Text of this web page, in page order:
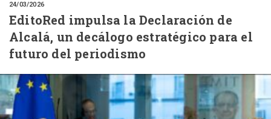
24/03/2026
EditoRed impulsa la Declaración de
Alcalá, un decálogo estratégico para el
futuro del periodismo